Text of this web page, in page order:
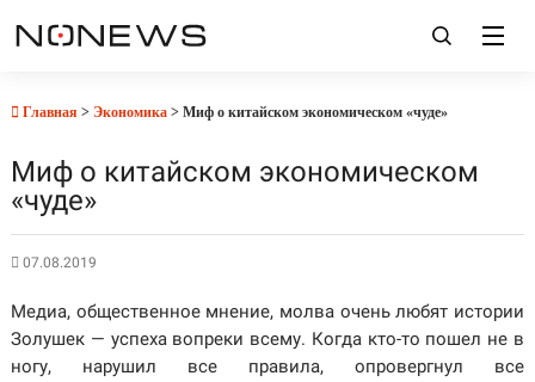
Главная > Экономика> Миф о китайском экономическом «чуде»
Миф о китайском экономическом
«чуде»
07.08.2019
Медиа, общественное мнение, молва очень любят истории
Золушек — успеха вопреки всему. Когда кто-то пошел не в
ногу, нарушил все правила, опровергнул все